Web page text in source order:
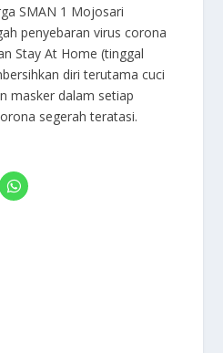
SMAN 1 Mojosari
penyebaran virus corona
Stay At Home (tinggal
diri terutama cuci
masker dalam setiap
segerah teratasi.